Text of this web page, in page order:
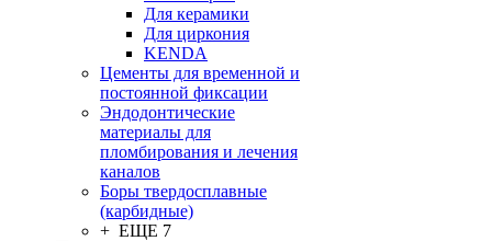
Для керамики
Для циркония
KENDA
Цементы для временной и
постоянной фиксации
Эндодонтические
материалы для
пломбирования и лечения
каналов
Боры твердосплавные
(карбидные)
+ ЕЩЕ 7